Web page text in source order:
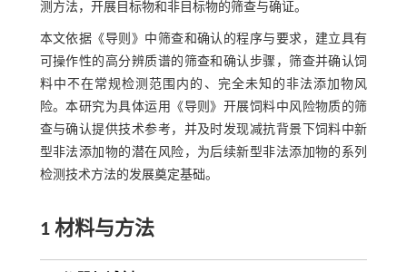
测方法，开展目标物和非目标物的筛查与确证。
本文依据《导则》中筛查和确认的程序与要求，建立具有
可操作性的高分辨质谱的筛查和确认步骤，筛查并确认饲
料中不在常规检测范围内的、完全未知的非法添加物风
险。本研究为具体运用《导则》开展饲料中风险物质的筛
查与确认提供技术参考，并及时发现减抗背景下饲料中新
型非法添加物的潜在风险，为后续新型非法添加物的系列
检测技术方法的发展奠定基础。
1 材料与方法